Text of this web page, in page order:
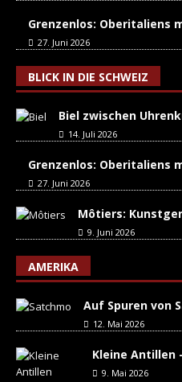
Grenzenlos: Oberitaliens
27. Juni 2026
BLICK IN DIE SCHWEIZ
Biel zwischen
14. Juli 2026
Grenzenlos: Oberitaliens
27. Juni 2026
Môtiers:
9. Juni 2026
AMERIKA
Auf Spuren von
12. Mai 2026
Kleine Antillen
9. Mai 2026